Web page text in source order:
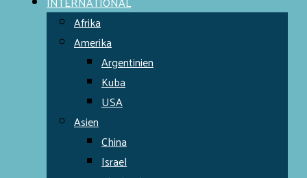
Afrika
Amerika
Argentinien
Kuba
USA
Asien
China
Israel